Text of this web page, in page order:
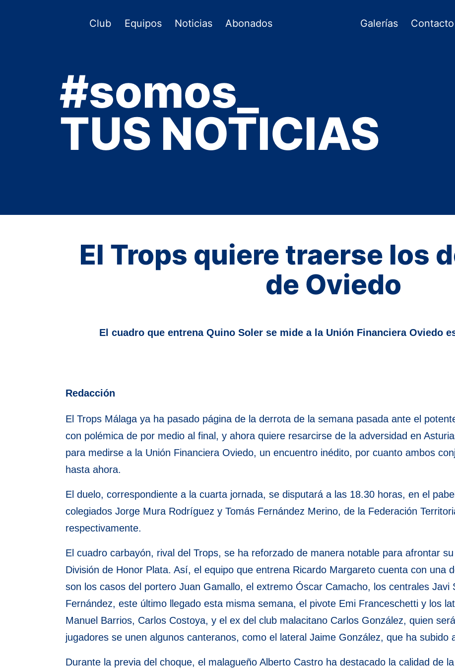
Club Equipos Noticias Abonados Galerías Contacto
#somos_
TUS NOTICIAS
El Trops quiere traerse los
de Oviedo
El cuadro que entrena Quino Soler se mide a la Unión Financiera Oviedo
Redacción
El Trops Málaga ya ha pasado página de la derrota de la semana pasada ante el
con polémica de por medio al final, y ahora quiere resarcirse de la adversidad en
para medirse a la Unión Financiera Oviedo, un encuentro inédito, por cuanto ambos
hasta ahora.
El duelo, correspondiente a la cuarta jornada, se disputará a las 18.30 horas, en el
colegiados Jorge Mura Rodríguez y Tomás Fernández Merino, de la Federación
respectivamente.
El cuadro carbayón, rival del Trops, se ha reforzado de manera notable para afrontar
División de Honor Plata. Así, el equipo que entrena Ricardo Margareto cuenta con una
son los casos del portero Juan Gamallo, el extremo Óscar Camacho, los centrales Javi
Fernández, este último llegado esta misma semana, el pivote Emi Franceschetti y los
Manuel Barrios, Carlos Costoya, y el ex del club malacitano Carlos González, quien
jugadores se unen algunos canteranos, como el lateral Jaime González, que ha subido
Durante la previa del choque, el malagueño Alberto Castro ha destacado la calidad de